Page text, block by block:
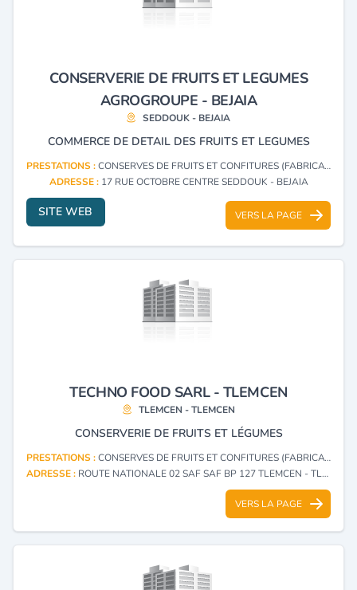
CONSERVERIE DE FRUITS ET LEGUMES
AGROGROUPE - BEJAIA
SEDDOUK - BEJAIA
COMMERCE DE DETAIL DES FRUITS ET LEGUMES
PRESTATIONS :CONSERVES DE FRUITS ET CONFITURES (FABRICATION, GROS)
ADRESSE : 17 RUE OCTOBRE CENTRE SEDDOUK - BEJAIA
SITE WEB VERS LA PAGE
TECHNO FOOD SARL - TLEMCEN
TLEMCEN - TLEMCEN
CONSERVERIE DE FRUITS ET LÉGUMES
PRESTATIONS :CONSERVES DE FRUITS ET CONFITURES (FABRICATION, GROS)
ADRESSE : ROUTE NATIONALE 02 SAF SAF BP 127 TLEMCEN - TLEMCEN
VERS LA PAGE